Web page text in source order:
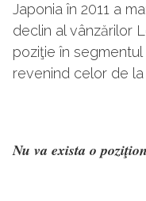
Japonia în 2011 a
declin al vânzărilor
poziţie în
revenind celor de
Nu va exista o